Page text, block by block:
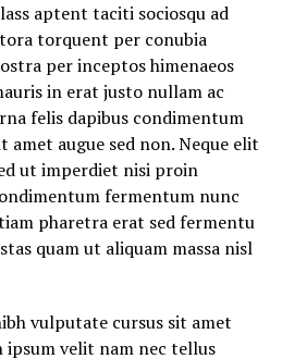
aptent taciti sociosqu ad
torquent per conubia
per inceptos himenaeos
in erat justo nullam ac
felis dapibus condimentum
amet augue sed non. Neque elit
ut imperdiet nisi proin
fermentum nunc
pharetra erat sed fermentu
quam ut aliquam massa nisl
vulputate cursus sit amet
ipsum velit nam nec tellus